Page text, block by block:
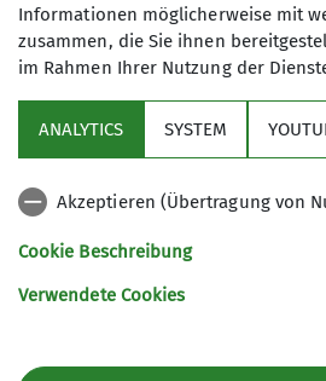
Informationen möglicherweise mit
zusammen, die Sie ihnen
im Rahmen Ihrer Nutzung der
ANALYTICS SYSTEM
Akzeptieren (Übertragung von
Cookie Beschreibung
Verwendete Cookies